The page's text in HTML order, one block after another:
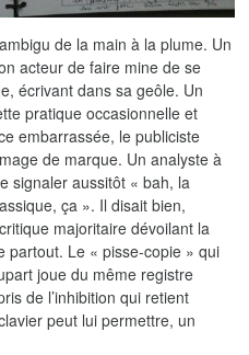
de la main à la plume. Un
acteur de faire mine de se
écrivant dans sa geôle. Un
pratique occasionnelle et
embarrassée, le publiciste
de marque. Un analyste à
signaler aussitôt « bah, la
ça ». Il disait bien,
majoritaire dévoilant la
partout. Le « pisse-copie » qui
joue du même registre
de l’inhibition qui retient
peut lui permettre, un